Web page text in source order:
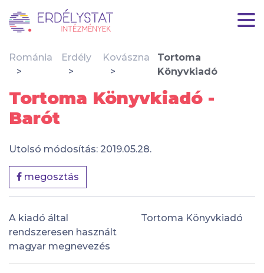
Románia Erdély Kovászna
Tortoma
Könyvkiadó
Tortoma Könyvkiadó -
Barót
Utolsó módosítás: 2019.05.28.
megosztás
A kiadó által
rendszeresen használt
magyar megnevezés
Tortoma Könyvkiadó